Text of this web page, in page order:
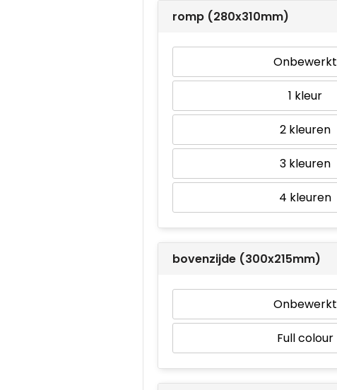
romp (280x310mm)
Onbewerkt
1
2
3
4
bovenzijde (300x215mm)
Onbewerkt
Full colour